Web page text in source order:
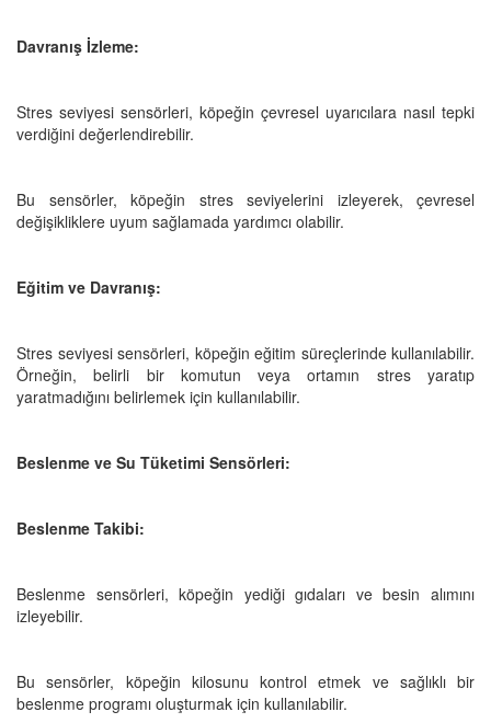
Davranış İzleme:
Stres seviyesi sensörleri, köpeğin çevresel uyarıcılara nasıl tepki
verdiğini değerlendirebilir.
Bu sensörler, köpeğin stres seviyelerini izleyerek, çevresel
değişikliklere uyum sağlamada yardımcı olabilir.
Eğitim ve Davranış:
Stres seviyesi sensörleri, köpeğin eğitim süreçlerinde kullanılabilir.
Örneğin, belirli bir komutun veya ortamın stres yaratıp
yaratmadığını belirlemek için kullanılabilir.
Beslenme ve Su Tüketimi Sensörleri:
Beslenme Takibi:
Beslenme sensörleri, köpeğin yediği gıdaları ve besin alımını
izleyebilir.
Bu sensörler, köpeğin kilosunu kontrol etmek ve sağlıklı bir
beslenme programı oluşturmak için kullanılabilir.